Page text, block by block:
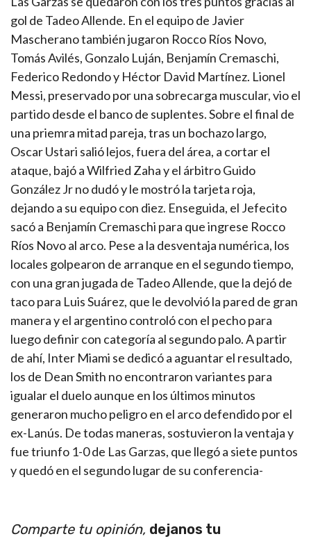
gol de Tadeo Allende. En el equipo de Javier
Mascherano también jugaron Rocco Ríos Novo,
Tomás Avilés, Gonzalo Luján, Benjamín Cremaschi,
Federico Redondo y Héctor David Martínez. Lionel
Messi, preservado por una sobrecarga muscular, vio el
partido desde el banco de suplentes. Sobre el final de
una priemra mitad pareja, tras un bochazo largo,
Oscar Ustari salió lejos, fuera del área, a cortar el
ataque, bajó a Wilfried Zaha y el árbitro Guido
González Jr no dudó y le mostró la tarjeta roja,
dejando a su equipo con diez. Enseguida, el Jefecito
sacó a Benjamín Cremaschi para que ingrese Rocco
Ríos Novo al arco. Pese a la desventaja numérica, los
locales golpearon de arranque en el segundo tiempo,
con una gran jugada de Tadeo Allende, que la dejó de
taco para Luis Suárez, que le devolvió la pared de gran
manera y el argentino controló con el pecho para
luego definir con categoría al segundo palo. A partir
de ahí, Inter Miami se dedicó a aguantar el resultado,
los de Dean Smith no encontraron variantes para
igualar el duelo aunque en los últimos minutos
generaron mucho peligro en el arco defendido por el
ex-Lanús. De todas maneras, sostuvieron la ventaja y
fue triunfo 1-0 de Las Garzas, que llegó a siete puntos
y quedó en el segundo lugar de su conferencia-
Comparte tu opinión, dejanos tu